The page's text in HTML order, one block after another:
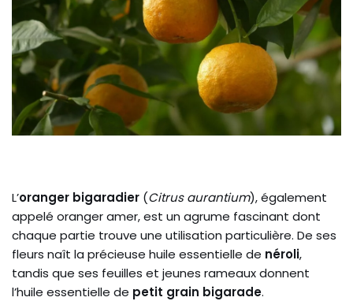
L’oranger bigaradier (Citrus aurantium), également
appelé oranger amer, est un agrume fascinant dont
chaque partie trouve une utilisation particulière. De ses
fleurs naît la précieuse huile essentielle de néroli,
tandis que ses feuilles et jeunes rameaux donnent
l’huile essentielle de petit grain bigarade.